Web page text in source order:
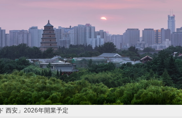
西安」2026年開業予定